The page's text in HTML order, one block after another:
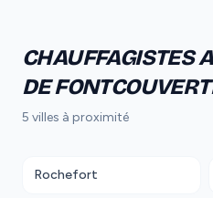
CHAUFFAGISTES
DE
5 villes à proximité
Rochefort